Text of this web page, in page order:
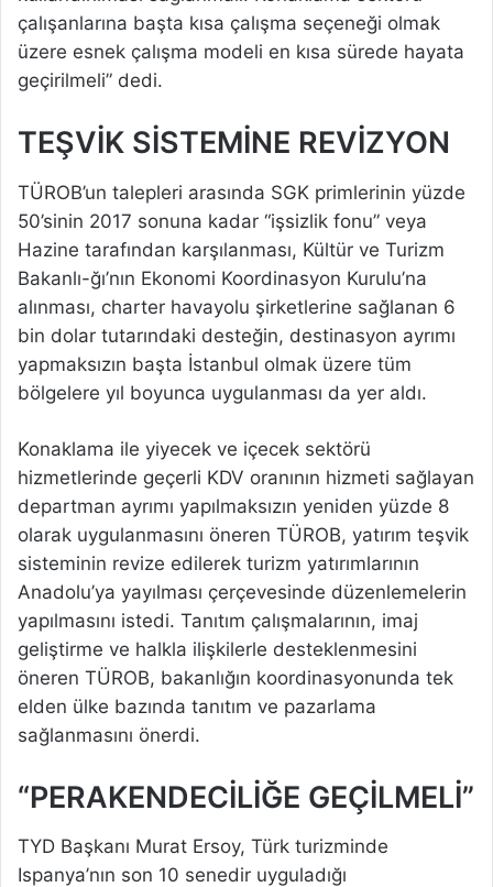
çalışanlarına başta kısa çalışma seçeneği olmak
üzere esnek çalışma modeli en kısa sürede hayata
geçirilmeli” dedi.
TEŞVİK SİSTEMİNE REVİZYON
TÜROB’un talepleri arasında SGK primlerinin yüzde
50’sinin 2017 sonuna kadar “işsizlik fonu” veya
Hazine tarafından karşılanması, Kültür ve Turizm
Bakanlı-ğı’nın Ekonomi Koordinasyon Kurulu’na
alınması, charter havayolu şirketlerine sağlanan 6
bin dolar tutarındaki desteğin, destinasyon ayrımı
yapmaksızın başta İstanbul olmak üzere tüm
bölgelere yıl boyunca uygulanması da yer aldı.
Konaklama ile yiyecek ve içecek sektörü
hizmetlerinde geçerli KDV oranının hizmeti sağlayan
departman ayrımı yapılmaksızın yeniden yüzde 8
olarak uygulanmasını öneren TÜROB, yatırım teşvik
sisteminin revize edilerek turizm yatırımlarının
Anadolu’ya yayılması çerçevesinde düzenlemelerin
yapılmasını istedi. Tanıtım çalışmalarının, imaj
geliştirme ve halkla ilişkilerle desteklenmesini
öneren TÜROB, bakanlığın koordinasyonunda tek
elden ülke bazında tanıtım ve pazarlama
sağlanmasını önerdi.
“PERAKENDECİLİĞE GEÇİLMELİ”
TYD Başkanı Murat Ersoy, Türk turizminde
Ispanya’nın son 10 senedir uyguladığı